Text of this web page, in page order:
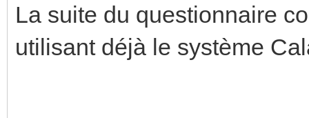
La suite du questionnaire
utilisant déjà le système